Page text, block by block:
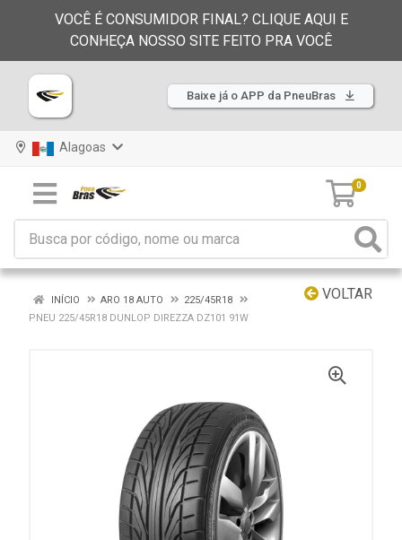
VOCÊ É CONSUMIDOR FINAL? CLIQUE AQUI E
CONHEÇA NOSSO SITE FEITO PRA VOCÊ
Baixe já o APP da PneuBras
Alagoas
0
VOLTAR
INÍCIO ARO 18 AUTO
225/45R18
PNEU 225/45R18 DUNLOP DIREZZA DZ101 91W